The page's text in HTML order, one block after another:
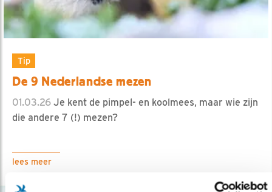
Tip
De 9 Nederlandse mezen
01.03.26 Je kent de pimpel- en koolmees, maar wie zijn
die andere 7 (!) mezen?
lees meer